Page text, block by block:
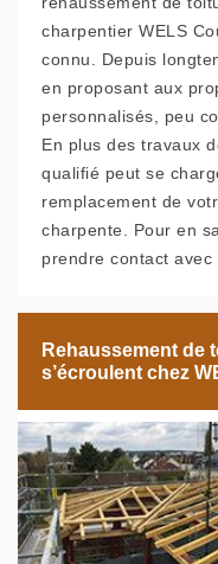
charpentier WELS
connu. Depuis
en proposant aux
personnalisés, peu
En plus des travaux
qualifié peut se
remplacement de
charpente. Pour en
prendre contact avec
Rehaussement de
s’écroulent chez